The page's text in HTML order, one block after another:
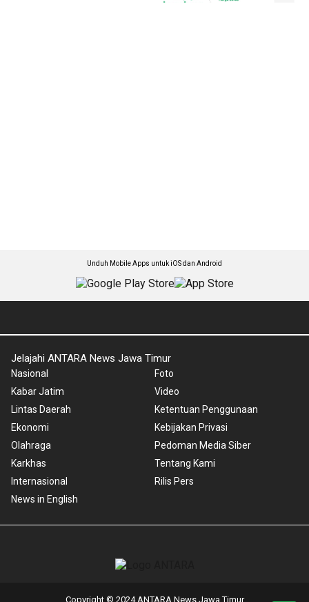
Unduh Mobile Apps untuk iOS dan Android
Jelajahi ANTARA News Jawa Timur
Nasional
Kabar Jatim
Lintas Daerah
Ekonomi
Olahraga
Karkhas
Internasional
News in English
Foto
Video
Ketentuan Penggunaan
Kebijakan Privasi
Pedoman Media Siber
Tentang Kami
Rilis Pers
Copyright © 2024 ANTARA News Jawa Timur